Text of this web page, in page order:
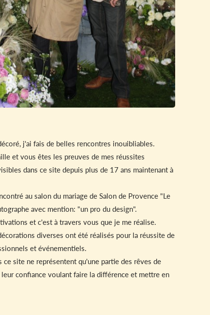
j'ai fais de belles rencontres inouibliables.
et vous êtes les preuves de mes réussites
dans ce site depuis plus de 17 ans maintenant à
au salon du mariage de Salon de Provence "Le
avec mention: "un pro du design".
et c'est à travers vous que je me réalise.
diverses ont été réalisés pour la réussite de
et événementiels.
ce site ne représentent qu'une partie des rêves de
confiance voulant faire la différence et mettre en